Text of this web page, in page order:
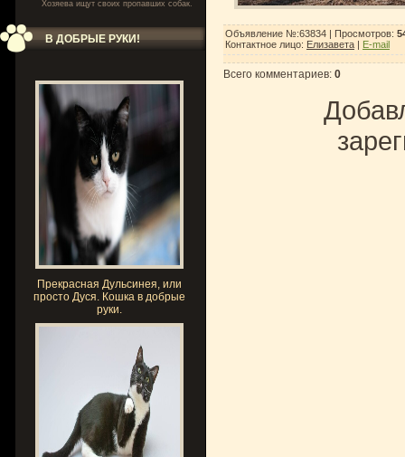
Хозяева ищут своих пропавших собак.
В ДОБРЫЕ РУКИ!
Прекрасная Дульсинея, или
просто Дуся. Кошка в добрые
руки.
Объявление №:63834 | Просмотров:
Контактное лицо: Елизавета | E-mail
Всего комментариев: 0